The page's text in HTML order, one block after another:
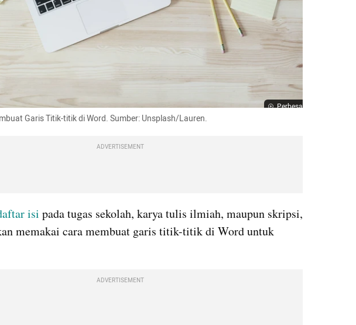
Perbesar
Garis Titik-titik di Word. Sumber: Unsplash/Lauren.
ADVERTISEMENT
isi pada tugas sekolah, karya tulis ilmiah, maupun skripsi,
memakai cara membuat garis titik-titik di Word untuk
ADVERTISEMENT